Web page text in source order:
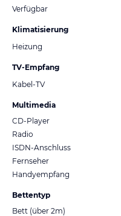
Verfügbar
Klimatisierung
Heizung
TV-Empfang
Kabel-TV
Multimedia
CD-Player
Radio
ISDN-Anschluss
Fernseher
Handyempfang
Bettentyp
Bett (über 2m)